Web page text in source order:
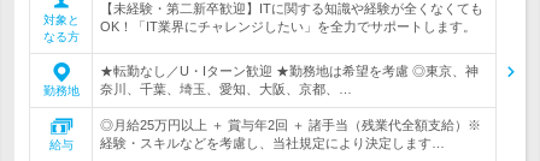
対象と
なる方
【未経験・第二新卒歓迎】ITに関する知識や経験が全くなくても
OK！「IT業界にチャレンジしたい」を全力でサポートします。
勤務地
★転勤なし／U・Iターン歓迎 ★勤務地は希望を考慮 ◎東京、神
奈川、千葉、埼玉、愛知、大阪、京都、…
給与
◎月給25万円以上 ＋ 賞与年2回 ＋ 諸手当（残業代全額支給）※
経験・スキルなどを考慮し、当社規定により決定します…